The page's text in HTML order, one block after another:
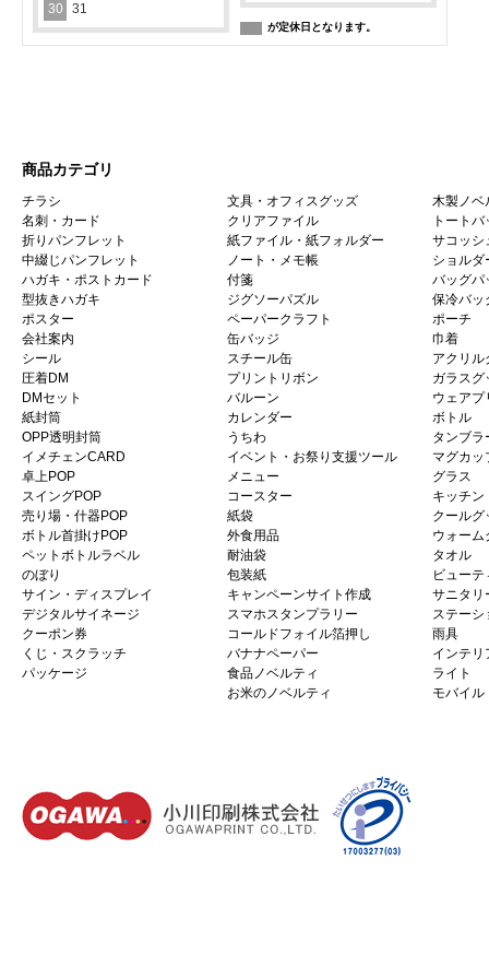
30
31
が定休日となります。
商品カテゴリ
チラシ
名刺・カード
折りパンフレット
中綴じパンフレット
ハガキ・ポストカード
型抜きハガキ
ポスター
会社案内
シール
圧着DM
DMセット
紙封筒
OPP透明封筒
イメチェンCARD
卓上POP
スイングPOP
売り場・什器POP
ボトル首掛けPOP
ペットボトルラベル
のぼり
サイン・ディスプレイ
デジタルサイネージ
クーポン券
くじ・スクラッチ
パッケージ
文具・オフィスグッズ
クリアファイル
紙ファイル・紙フォルダー
ノート・メモ帳
付箋
ジグソーパズル
ペーパークラフト
缶バッジ
スチール缶
プリントリボン
バルーン
カレンダー
うちわ
イベント・お祭り支援ツール
メニュー
コースター
紙袋
外食用品
耐油袋
包装紙
キャンペーンサイト作成
スマホスタンプラリー
コールドフォイル箔押し
バナナペーパー
食品ノベルティ
お米のノベルティ
木製ノベ
トートバ
サコッシ
ショルダ
バッグパ
保冷バッ
ポーチ
巾着
アクリル
ガラスグ
ウェアプ
ボトル
タンブラ
マグカッ
グラス
キッチン
クールグ
ウォーム
タオル
ビューテ
サニタリ
ステーシ
雨具
インテリ
ライト
モバイル